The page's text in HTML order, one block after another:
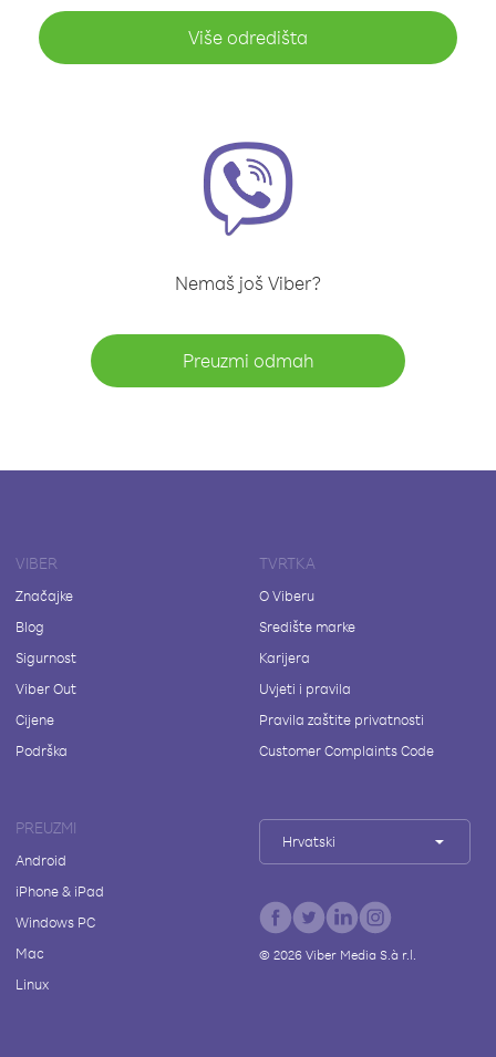
Više odredišta
Nemaš još Viber?
Preuzmi odmah
VIBER
Značajke
Blog
Sigurnost
Viber Out
Cijene
Podrška
TVRTKA
O Viberu
Središte marke
Karijera
Uvjeti i pravila
Pravila zaštite privatnosti
Customer Complaints Code
PREUZMI
Android
iPhone & iPad
Windows PC
Mac
Linux
Hrvatski
© 2026Viber Media S.à r.l.